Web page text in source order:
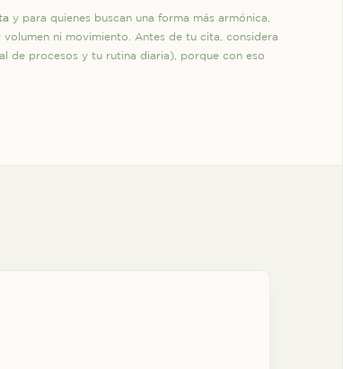
y para quienes buscan una forma más armónica,
ni movimiento. Antes de tu cita, considera
de procesos y tu rutina diaria), porque con eso